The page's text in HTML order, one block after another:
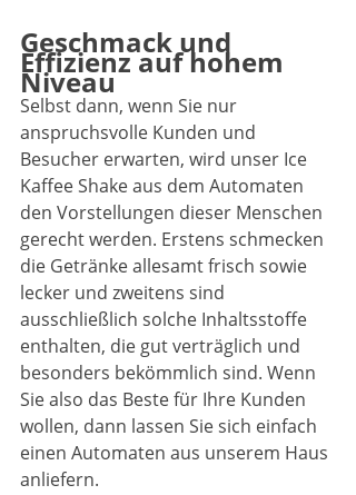
Geschmack und
Effizienz auf hohem
Niveau
Selbst dann, wenn Sie nur
anspruchsvolle Kunden und
Besucher erwarten, wird unser Ice
Kaffee Shake aus dem Automaten
den Vorstellungen dieser Menschen
gerecht werden. Erstens schmecken
die Getränke allesamt frisch sowie
lecker und zweitens sind
ausschließlich solche Inhaltsstoffe
enthalten, die gut verträglich und
besonders bekömmlich sind. Wenn
Sie also das Beste für Ihre Kunden
wollen, dann lassen Sie sich einfach
einen Automaten aus unserem Haus
anliefern.